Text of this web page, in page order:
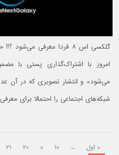
گلکسی اس ۸ فردا معرفی
امروز با اشتراک‌گذاری پستی با
شبکه‌های اجتماعی را احتمالا برای
« اول ... ۱۰ « ۲۰ ۲۱